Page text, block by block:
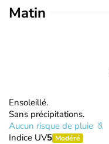
Matin
Ensoleillé.
Sans précipitations.
Aucun risque de pluie
Indice UV5 Modéré